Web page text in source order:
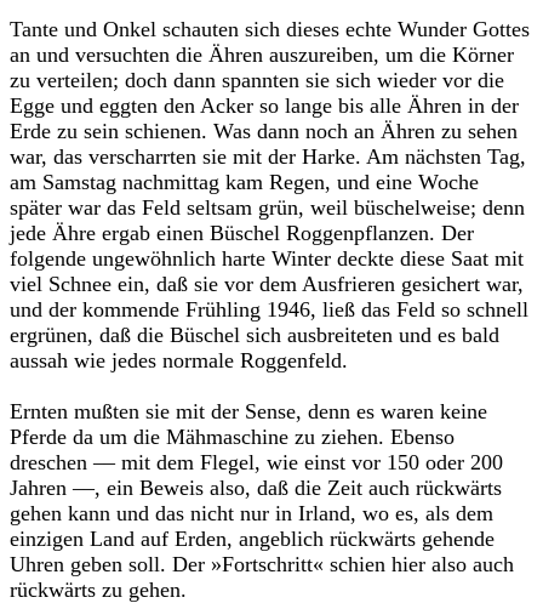
Tante und Onkel schauten sich dieses echte Wunder Gottes
an und versuchten die Ähren auszureiben, um die Körner
zu verteilen; doch dann spannten sie sich wieder vor die
Egge und eggten den Acker so lange bis alle Ähren in der
Erde zu sein schienen. Was dann noch an Ähren zu sehen
war, das verscharrten sie mit der Harke. Am nächsten Tag,
am Samstag nachmittag kam Regen, und eine Woche
später war das Feld seltsam grün, weil büschelweise; denn
jede Ähre ergab einen Büschel Roggenpflanzen. Der
folgende ungewöhnlich harte Winter deckte diese Saat mit
viel Schnee ein, daß sie vor dem Ausfrieren gesichert war,
und der kommende Frühling 1946, ließ das Feld so schnell
ergrünen, daß die Büschel sich ausbreiteten und es bald
aussah wie jedes normale Roggenfeld.
Ernten mußten sie mit der Sense, denn es waren keine
Pferde da um die Mähmaschine zu ziehen. Ebenso
dreschen –– mit dem Flegel, wie einst vor 150 oder 200
Jahren ––, ein Beweis also, daß die Zeit auch rückwärts
gehen kann und das nicht nur in Irland, wo es, als dem
einzigen Land auf Erden, angeblich rückwärts gehende
Uhren geben soll. Der »Fortschritt« schien hier also auch
rückwärts zu gehen.